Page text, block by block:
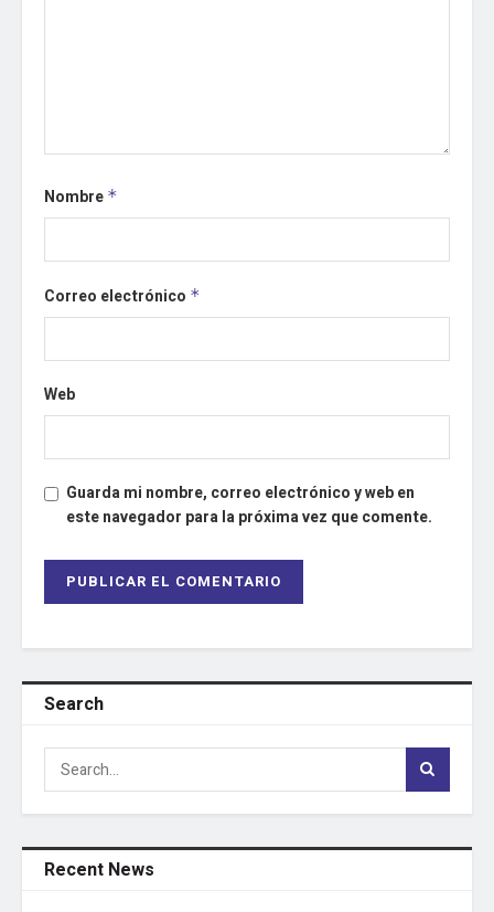
Nombre *
Correo electrónico *
Web
Guarda mi nombre, correo electrónico y web en
este navegador para la próxima vez que comente.
Search
Recent News